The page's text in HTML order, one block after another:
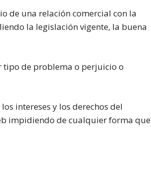
de una relación comercial con la
la legislación vigente, la buena
tipo de problema o perjuicio o
intereses y los derechos del
impidiendo de cualquier forma que